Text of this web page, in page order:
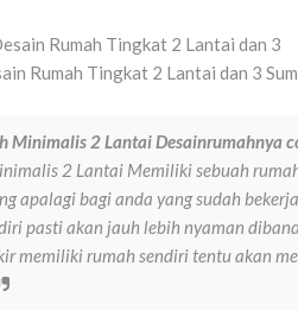
Rumah Tingkat 2 Lantai dan 3
Minimalis 2 Lantai Desainrumahnya
2 Lantai Memiliki sebuah
apalagi bagi anda yang sudah
pasti akan jauh lebih nyaman
memiliki rumah sendiri tentu akan